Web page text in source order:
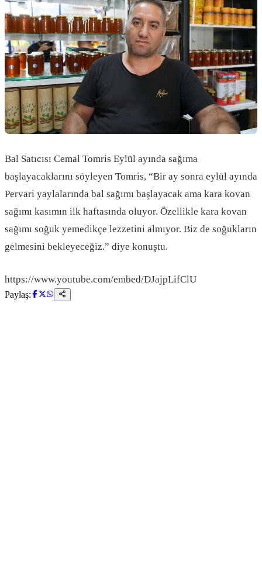
Bal Satıcısı Cemal Tomris Eylül ayında sağıma
başlayacaklarını söyleyen Tomris, “Bir ay sonra eylül ayında
Pervari yaylalarında bal sağımı başlayacak ama kara kovan
sağımı kasımın ilk haftasında oluyor. Özellikle kara kovan
sağımı soğuk yemedikçe lezzetini almıyor. Biz de soğukların
gelmesini bekleyeceğiz.” diye konuştu.
https://www.youtube.com/embed/DJajpLifClU
Paylaş: